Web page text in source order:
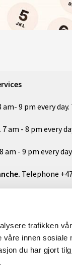
trafikken
innen sosiale
du har gjort
am- 9 pm every
7 am - 8 pm every
8 am - 9 pm every
Telephone